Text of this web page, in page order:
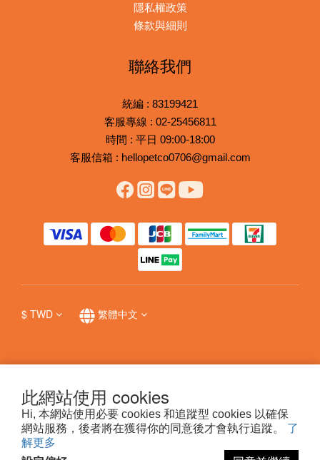
此網站使用 cookies
Hi, 本網站使用必要 cookies 和追蹤型 cookies 以確保
網站服務，後者將在獲得你的同意後才會執行追蹤。 了
解更多
隱私權政策
條款與細則
聯絡我們
統編 : 83199421
客服專線 : 02-25456811
時間 : 平日 09:00-18:00
客服信箱 : hellopetco0706@gmail.com
$ TWD 繁體中文
提醒您，我們不會以電話或簡訊方式通知變更付款方式，
情。
科普瑞國際股份有限公司 © 哩賀毛孩 hello pet